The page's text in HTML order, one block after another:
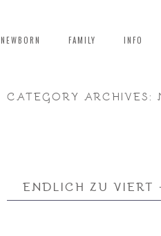
NEWBORN FAMILY INFO
CATEGORY ARCHIVES:
ENDLICH ZU